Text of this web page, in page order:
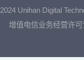
2024 Unihan Digital
增值电信业务经营许